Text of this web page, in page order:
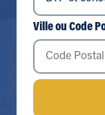
Ville ou Code